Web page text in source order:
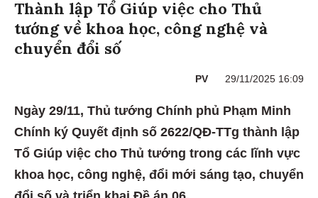
Thành lập Tổ Giúp việc cho Thủ
tướng về khoa học, công nghệ và
chuyển đổi số
PV 29/11/2025 16:09
Ngày 29/11, Thủ tướng Chính phủ Phạm Minh
Chính ký Quyết định số 2622/QĐ-TTg thành lập
Tổ Giúp việc cho Thủ tướng trong các lĩnh vực
khoa học, công nghệ, đổi mới sáng tạo, chuyển